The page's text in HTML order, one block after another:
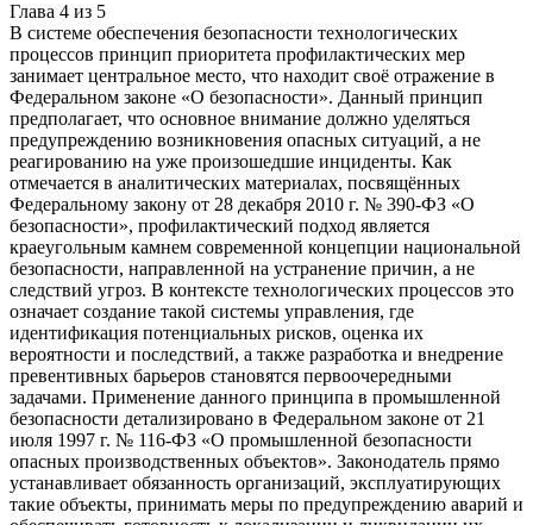
Глава 4 из 5
В системе обеспечения безопасности технологических
процессов принцип приоритета профилактических мер
занимает центральное место, что находит своё отражение в
Федеральном законе «О безопасности». Данный принцип
предполагает, что основное внимание должно уделяться
предупреждению возникновения опасных ситуаций, а не
реагированию на уже произошедшие инциденты. Как
отмечается в аналитических материалах, посвящённых
Федеральному закону от 28 декабря 2010 г. № 390-ФЗ «О
безопасности», профилактический подход является
краеугольным камнем современной концепции национальной
безопасности, направленной на устранение причин, а не
следствий угроз. В контексте технологических процессов это
означает создание такой системы управления, где
идентификация потенциальных рисков, оценка их
вероятности и последствий, а также разработка и внедрение
превентивных барьеров становятся первоочередными
задачами. Применение данного принципа в промышленной
безопасности детализировано в Федеральном законе от 21
июля 1997 г. № 116-ФЗ «О промышленной безопасности
опасных производственных объектов». Законодатель прямо
устанавливает обязанность организаций, эксплуатирующих
такие объекты, принимать меры по предупреждению аварий и